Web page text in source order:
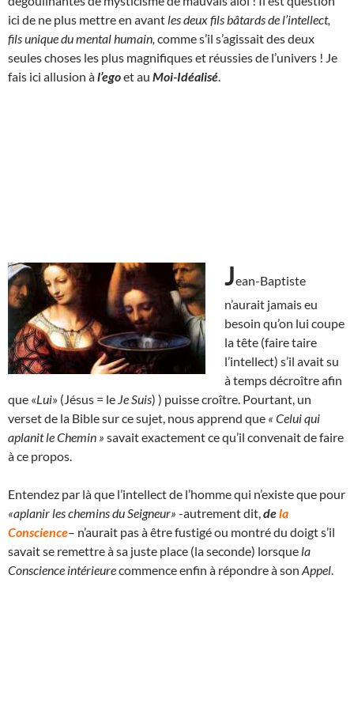
ici de ne plus mettre en avant les deux fils bâtards de l’intellect,
fils unique du mental humain, comme s’il s’agissait des deux
seules choses les plus magnifiques et réussies de l’univers ! Je
fais ici allusion àl’egoet au Moi-Idéalisé
Jean-Baptiste
n’aurait jamais eu
besoin qu’on lui coupe
la tête (faire taire
l’intellect) s’il avait su
à temps décroître afin
que «Lui» (Jésus = le Je Suis) ) puisse croître. Pourtant, un
verset de la Bible sur ce sujet, nous apprend que « Celui qui
aplanit le Chemin » savait exactement ce qu’il convenait de faire
à ce propos.
Entendez par là que l’intellect de l’homme qui n’existe que pour
«aplanir les chemins du Seigneur» -autrement dit, dela
Conscience– n’aurait pas à être fustigé ou montré du doigt s’il
savait se remettre à sa juste place (la seconde) lorsque la
Conscience intérieurecommence enfin à répondre à son Appel